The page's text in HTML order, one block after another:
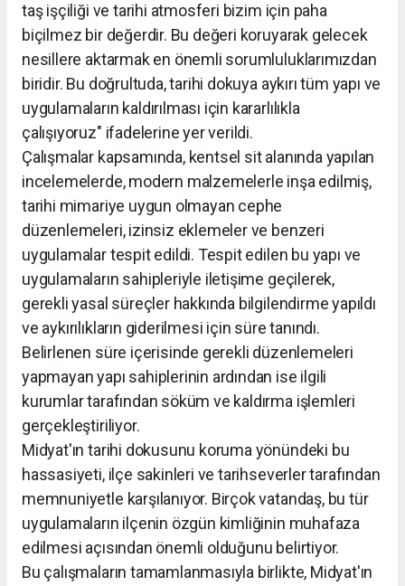
taş işçiliği ve tarihi atmosferi bizim için paha
biçilmez bir değerdir. Bu değeri koruyarak gelecek
nesillere aktarmak en önemli sorumluluklarımızdan
biridir. Bu doğrultuda, tarihi dokuya aykırı tüm yapı ve
uygulamaların kaldırılması için kararlılıkla
çalışıyoruz" ifadelerine yer verildi.
Çalışmalar kapsamında, kentsel sit alanında yapılan
incelemelerde, modern malzemelerle inşa edilmiş,
tarihi mimariye uygun olmayan cephe
düzenlemeleri, izinsiz eklemeler ve benzeri
uygulamalar tespit edildi. Tespit edilen bu yapı ve
uygulamaların sahipleriyle iletişime geçilerek,
gerekli yasal süreçler hakkında bilgilendirme yapıldı
ve aykırılıkların giderilmesi için süre tanındı.
Belirlenen süre içerisinde gerekli düzenlemeleri
yapmayan yapı sahiplerinin ardından ise ilgili
kurumlar tarafından söküm ve kaldırma işlemleri
gerçekleştiriliyor.
Midyat'ın tarihi dokusunu koruma yönündeki bu
hassasiyeti, ilçe sakinleri ve tarihseverler tarafından
memnuniyetle karşılanıyor. Birçok vatandaş, bu tür
uygulamaların ilçenin özgün kimliğinin muhafaza
edilmesi açısından önemli olduğunu belirtiyor.
Bu çalışmaların tamamlanmasıyla birlikte, Midyat'ın